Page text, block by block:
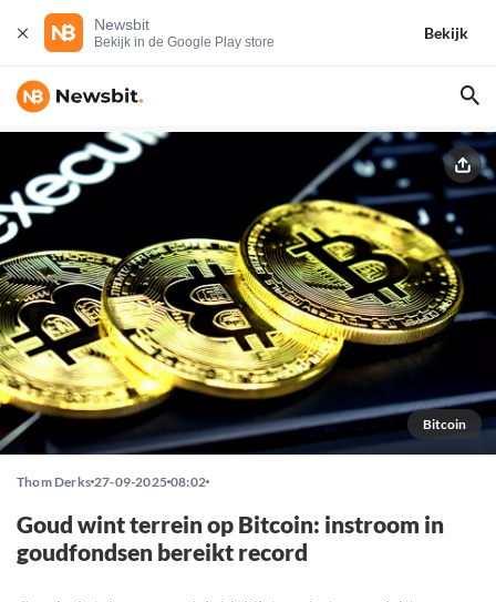
Newsbit
Bekijk in de Google Play store
Bekijk
Bitcoin
Thom Derks 27-09-2025 08:02
Goud wint terrein op Bitcoin: instroom in
goudfondsen bereikt record